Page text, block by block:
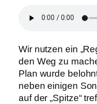
Wir nutzen ein
den Weg zu
Plan wurde
neben einigen
auf der „Spitze“